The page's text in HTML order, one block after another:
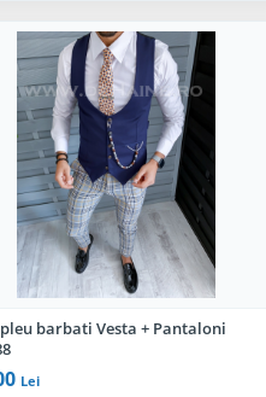
barbati Vesta + Pantaloni
Lei